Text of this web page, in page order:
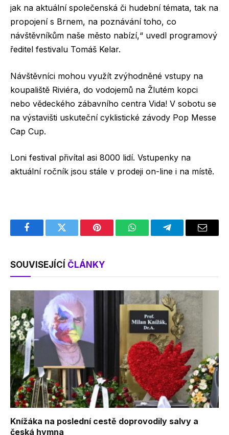
jak na aktuální společenská či hudební témata, tak na
propojení s Brnem, na poznávání toho, co
návštěvníkům naše město nabízí,“ uvedl programový
ředitel festivalu Tomáš Kelar.
Návštěvníci mohou využít zvýhodněné vstupy na
koupaliště Riviéra, do vodojemů na Žlutém kopci
nebo vědeckého zábavního centra Vida! V sobotu se
na výstavišti uskuteční cyklistické závody Pop Messe
Cap Cup.
Loni festival přivítal asi 8000 lidí. Vstupenky na
aktuální ročník jsou stále v prodeji on-line i na místě.
FacebookTwitter Pinterest WhatsAppTelegramEmail
SOUVISEJÍCÍ ČLÁNKY
Knížáka na poslední cestě doprovodily salvy a
česká hymna